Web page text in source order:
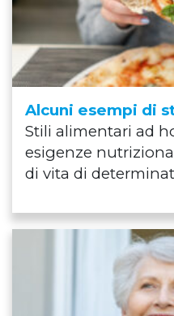
Alcuni esempi di
Stili alimentari ad
esigenze
di vita di